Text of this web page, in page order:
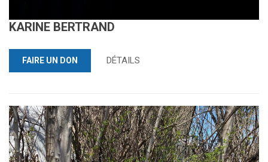
KARINE BERTRAND
FAIRE UN DON DÉTAILS